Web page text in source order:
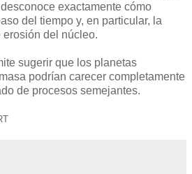
exactamente cómo
del tiempo y, en particular, la
del núcleo.
sugerir que los planetas
podrían carecer completamente
de procesos semejantes.